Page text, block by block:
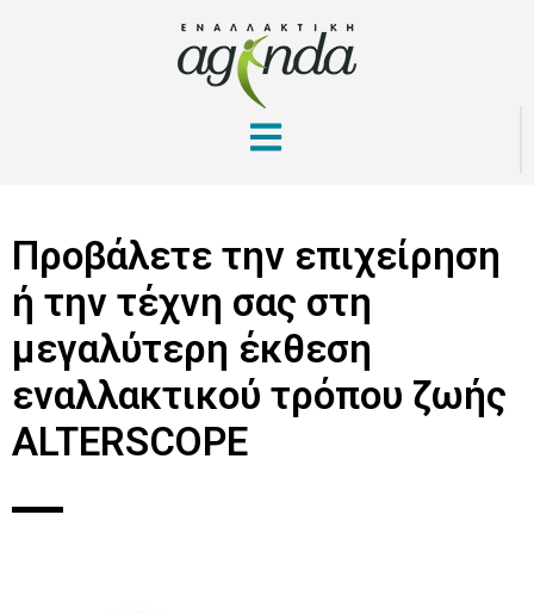
Προβάλετε την επιχείρηση
ή την τέχνη σας στη
μεγαλύτερη έκθεση
εναλλακτικού τρόπου ζωής
ALTERSCOPE